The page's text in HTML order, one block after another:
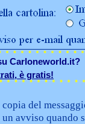
Carloneworld.it?
è gratis!
del
avviso quando